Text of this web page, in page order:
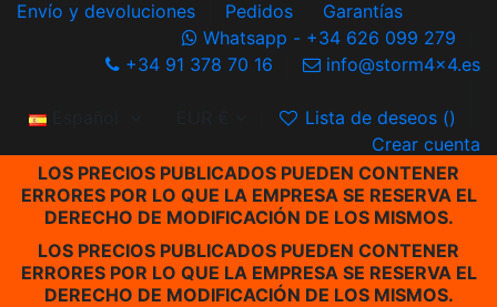
Envío y devoluciones Pedidos
Garantías
Whatsapp - +34 626 099 279
+34 91 378 70 16
info@storm4x4.es
Español Lista de deseos ()
Crear cuenta
LOS PRECIOS PUBLICADOS PUEDEN CONTENER
ERRORES POR LO QUE LA EMPRESA SE RESERVA EL
DERECHO DE MODIFICACIÓN DE LOS MISMOS.
LOS PRECIOS PUBLICADOS PUEDEN CONTENER
ERRORES POR LO QUE LA EMPRESA SE RESERVA EL
DERECHO DE MODIFICACIÓN DE LOS MISMOS.